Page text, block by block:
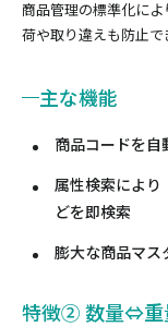
商品管理の標準化に
荷や取り違えも防止で
主な機能
商品コードを
属性検索によ
どを即検索
膨大な商品マス
特徴② 数量⇔重